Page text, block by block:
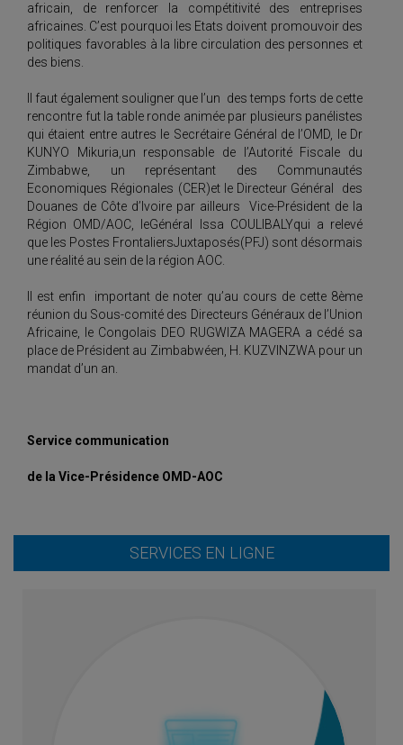
africain, de renforcer la compétitivité des entreprises
africaines. C’est pourquoi les Etats doivent promouvoir des
politiques favorables à la libre circulation des personnes et
des biens.
Il faut également souligner que l’un des temps forts de cette
rencontre fut la table ronde animée par plusieurs panélistes
qui étaient entre autres le Secrétaire Général de l’OMD, le Dr
KUNYO Mikuria,un responsable de l’Autorité Fiscale du
Zimbabwe, un représentant des Communautés
Economiques Régionales (CER)et le Directeur Général des
Douanes de Côte d’Ivoire par ailleurs Vice-Président de la
Région OMD/AOC, leGénéral Issa COULIBALYqui a relevé
que les Postes FrontaliersJuxtaposés(PFJ) sont désormais
une réalité au sein de la région AOC.
Il est enfin important de noter qu’au cours de cette 8ème
réunion du Sous-comité des Directeurs Généraux de l’Union
Africaine, le Congolais DEO RUGWIZA MAGERA a cédé sa
place de Président au Zimbabwéen, H. KUZVINZWA pour un
mandat d’un an.
Service communication
de la Vice-Présidence OMD-AOC
SERVICES EN LIGNE